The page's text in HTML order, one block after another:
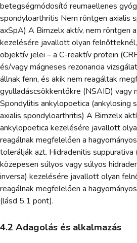
betegségmódosító reumaellenes
spondyloarthritis Nem röntgen axialis
axSpA) A Bimzelx aktív, nem röntgen
kezelésére javallott olyan
objektív jelei – a C-reaktív protein
és/vagy mágneses rezonancia
állnak fenn, és akik nem reagáltak
gyulladáscsökkentőkre (NSAID) vagy
Spondylitis ankylopoetica (ankylosing
axialis spondyloarthritis) A Bimzelx
ankylopoetica kezelésére javallott
reagálnak megfelelően a
tolerálják azt. Hidradenitis suppurativa
közepesen súlyos vagy súlyos
inversa) kezelésére javallott olyan
reagálnak megfelelően a
(lásd 5.1 pont).
4.2 Adagolás és alkalmazás